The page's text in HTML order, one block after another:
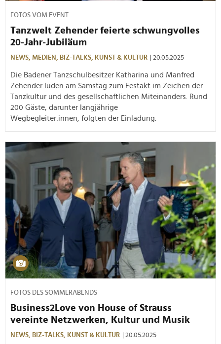
FOTOS VOM EVENT
Tanzwelt Zehender feierte schwungvolles
20-Jahr-Jubiläum
NEWS, MEDIEN, BIZ-TALKS, KUNST & KULTUR | 20.05.2025
Die Badener Tanzschulbesitzer Katharina und Manfred
Zehender luden am Samstag zum Festakt im Zeichen der
Tanzkultur und des gesellschaftlichen Miteinanders. Rund
200 Gäste, darunter langjährige
Wegbegleiter:innen, folgten der Einladung.
FOTOS DES SOMMERABENDS
Business2Love von House of Strauss
vereinte Netzwerken, Kultur und Musik
NEWS, BIZ-TALKS, KUNST & KULTUR | 20.05.2025